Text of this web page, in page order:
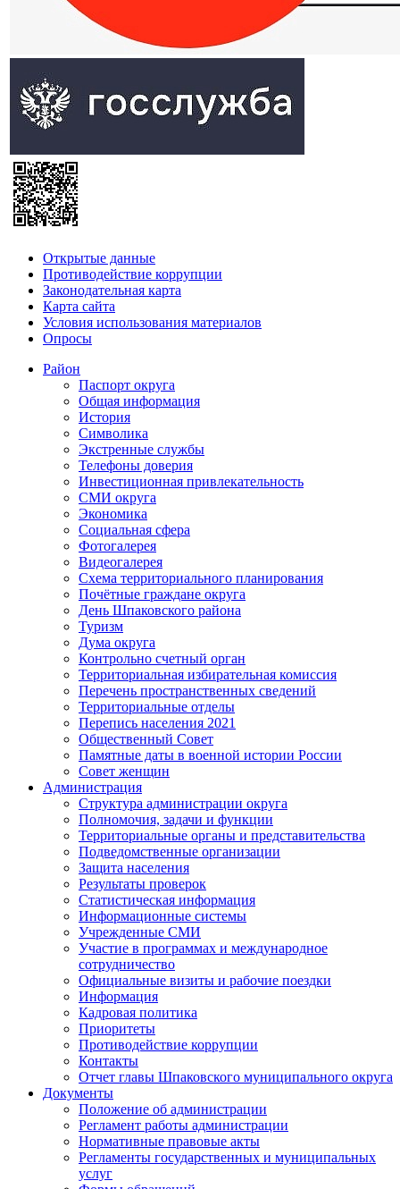
Открытые данные
Противодействие коррупции
Законодательная карта
Карта сайта
Условия использования материалов
Опросы
Район
Паспорт округа
Общая информация
История
Символика
Экстренные службы
Телефоны доверия
Инвестиционная привлекательность
СМИ округа
Экономика
Социальная сфера
Фотогалерея
Видеогалерея
Схема территориального планирования
Почётные граждане округа
День Шпаковского района
Туризм
Дума округа
Контрольно счетный орган
Территориальная избирательная комиссия
Перечень пространственных сведений
Территориальные отделы
Перепись населения 2021
Общественный Совет
Памятные даты в военной истории России
Совет женщин
Администрация
Структура администрации округа
Полномочия, задачи и функции
Территориальные органы и представительства
Подведомственные организации
Защита населения
Результаты проверок
Статистическая информация
Информационные системы
Учрежденные СМИ
Участие в программах и международное
сотрудничество
Официальные визиты и рабочие поездки
Информация
Кадровая политика
Приоритеты
Противодействие коррупции
Контакты
Отчет главы Шпаковского муниципального округа
Документы
Положение об администрации
Регламент работы администрации
Нормативные правовые акты
Регламенты государственных и муниципальных
услуг